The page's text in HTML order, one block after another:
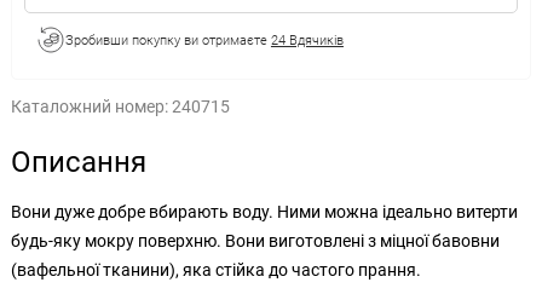
Зробивши покупку ви отримаєте 24 Вдячиків
Каталожний номер:240715
Описання
Вони дуже добре вбирають воду. Ними можна ідеально витерти
будь-яку мокру поверхню. Вони виготовлені з міцної бавовни
(вафельної тканини), яка стійка до частого прання.